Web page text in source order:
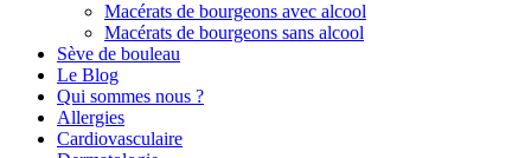
Macérats de bourgeons avec alcool
Macérats de bourgeons sans alcool
Sève de bouleau
Le Blog
Qui sommes nous ?
Allergies
Cardiovasculaire